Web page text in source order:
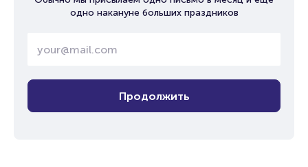
одно накануне больших праздников
Продолжить